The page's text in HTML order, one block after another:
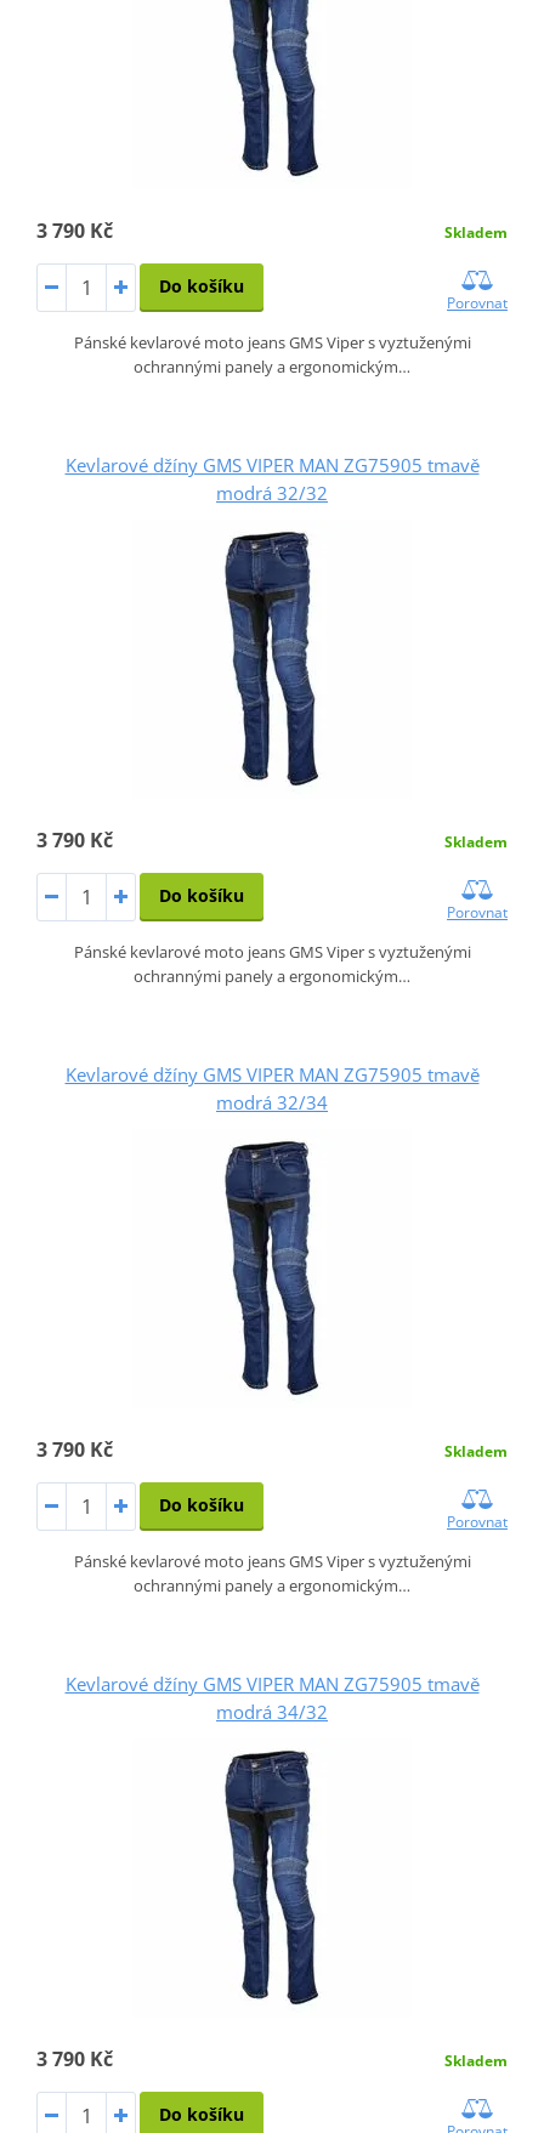
3 790 Kč Skladem
Do košíku
Porovnat
Pánské kevlarové moto jeans GMS Viper s vyztuženými
ochrannými panely a ergonomickým…
Kevlarové džíny GMS VIPER MAN ZG75905 tmavě
modrá 32/32
3 790 Kč Skladem
Do košíku
Porovnat
Pánské kevlarové moto jeans GMS Viper s vyztuženými
ochrannými panely a ergonomickým…
Kevlarové džíny GMS VIPER MAN ZG75905 tmavě
modrá 32/34
3 790 Kč Skladem
Do košíku
Porovnat
Pánské kevlarové moto jeans GMS Viper s vyztuženými
ochrannými panely a ergonomickým…
Kevlarové džíny GMS VIPER MAN ZG75905 tmavě
modrá 34/32
3 790 Kč Skladem
Do košíku